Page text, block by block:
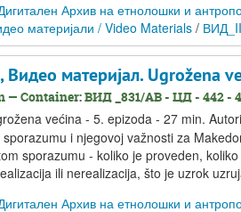
Архив на етнолошки и
материјали / Video Materials /
материјал. Ugrožena
— Container: ВИД _831/АВ - ЦД - 442 -
većina - 5. epizoda - 27 min.
i njegovoj važnosti za
sporazumu - koliko je proveden,
ili nerealizacija, što je uzrok
Архив на етнолошки и